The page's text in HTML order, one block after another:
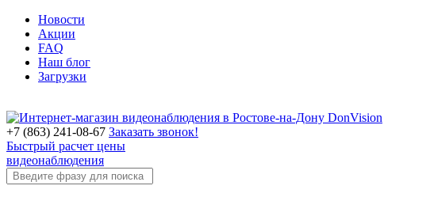
Новости
Акции
FAQ
Наш блог
Загрузки
+7 (863) 241-08-67 Заказать звонок!
Быстрый расчет цены
видеонаблюдения